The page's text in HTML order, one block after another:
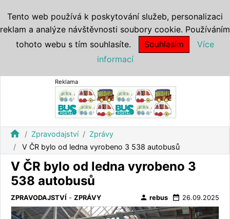
Reklama
home Zpravodajství
Zprávy
V ČR bylo od ledna vyrobeno 3 538 autobusů
V ČR bylo od ledna vyrobeno 3
538 autobusů
ZPRAVODAJSTVÍ - ZPRÁVY person rebus date_range 26.09.2025
Tento web používá k poskytování služeb, personalizaci
reklam a analýze návštěvnosti soubory cookie. Používáním
tohoto webu s tím souhlasíte.
Souhlasím
Více
informací